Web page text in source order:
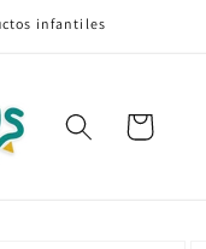
infantiles
Carrito